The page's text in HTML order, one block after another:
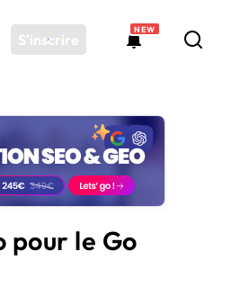
S'inscrire
NEW
pour le Go